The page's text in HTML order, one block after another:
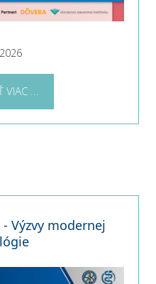
...
- Výzvy modernej